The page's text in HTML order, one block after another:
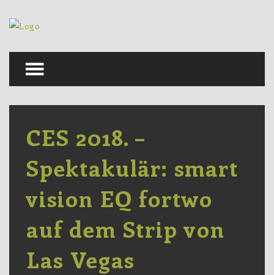
CES 2018. –
Spektakulär: smart
vision EQ fortwo
auf dem Strip von
Las Vegas